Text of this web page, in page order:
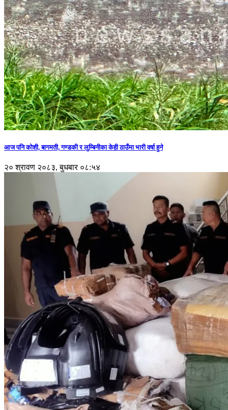
आज पनि कोशी, बागमती, गण्डकी र लुम्बिनीका केही ठाउँमा भारी वर्षा हुने
२० श्रावण २०८३, बुधबार ०८:५४